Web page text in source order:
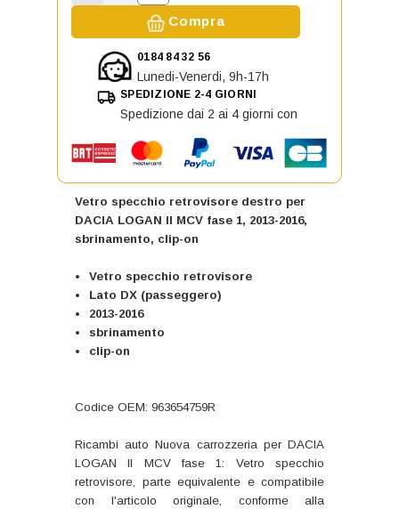
Vetro specchio retrovisore destro per
DACIA LOGAN II MCV fase 1, 2013-2016,
sbrinamento, clip-on
Vetro specchio retrovisore
Lato DX (passeggero)
2013-2016
sbrinamento
clip-on
Codice OEM: 963654759R
Ricambi auto Nuova carrozzeria per DACIA
LOGAN II MCV fase 1: Vetro specchio
retrovisore, parte equivalente e compatibile
con l'articolo originale, conforme alla
Diminuisci la quantità di Vetro specchio
Aumenta la quantità di Vetro
Compra
0184 84 32 56
Lunedi-Venerdi, 9h-17h
SPEDIZIONE 2-4 GIORNI
Spedizione dai 2 ai 4 giorni con